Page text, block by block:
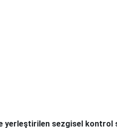
yerleştirilen sezgisel kontrol